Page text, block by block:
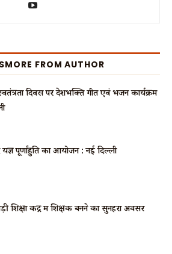
MORE FROM AUTHOR
दिवस पर देशभक्ति गीत एवं भजन कार्यक्रम
यज्ञ पूर्णाहुति का आयोजन : नई दिल्ली
शिक्षा केंद्र में शिक्षक बनने का सुनहरा अवसर